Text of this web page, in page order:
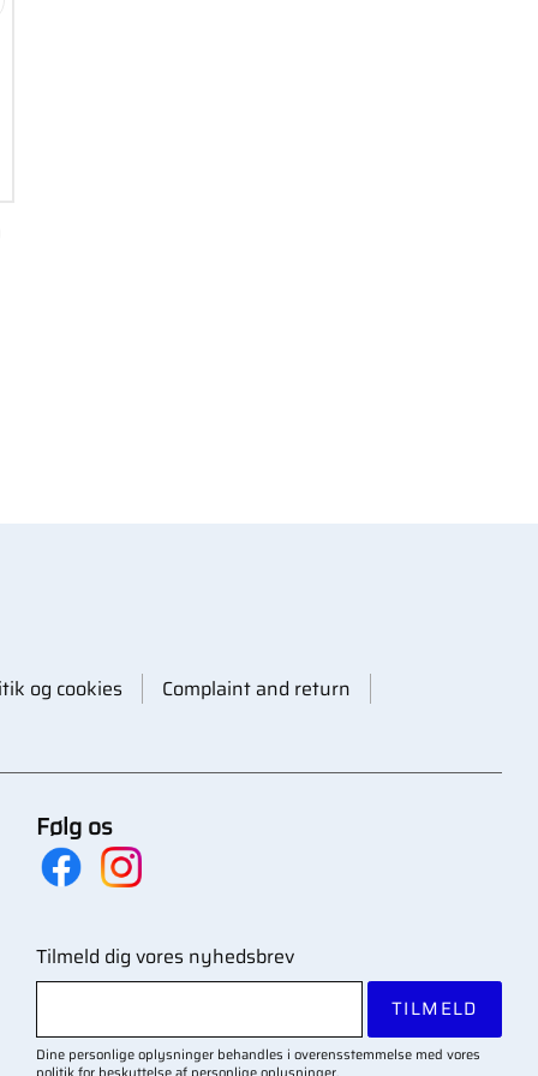
som favorit
og cookies
Complaint and return
Følg os
Tilmeld dig vores nyhedsbrev
TILMELD
Dine personlige oplysninger behandles i overensstemmelse med vores